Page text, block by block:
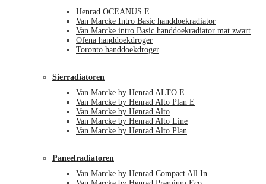
Henrad OCEANUS E
Van Marcke Intro Basic handdoekradiator
Van Marcke intro Basic handdoekradiator mat zwart
Ofena handdoekdroger
Toronto handdoekdroger
Sierradiatoren
Van Marcke by Henrad ALTO E
Van Marcke by Henrad Alto Plan E
Van Marcke by Henrad Alto
Van Marcke by Henrad Alto Line
Van Marcke by Henrad Alto Plan
Paneelradiatoren
Van Marcke by Henrad Compact All In